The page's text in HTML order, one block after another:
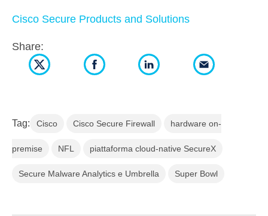
Cisco Secure Products and Solutions
Share:
Tag: Cisco Cisco Secure Firewall hardware on-
premise NFL piattaforma cloud-native SecureX
Secure Malware Analytics e Umbrella Super Bowl